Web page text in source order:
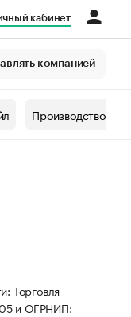
кабинет
компанией
Производство
Торговля
и ОГРНИП: